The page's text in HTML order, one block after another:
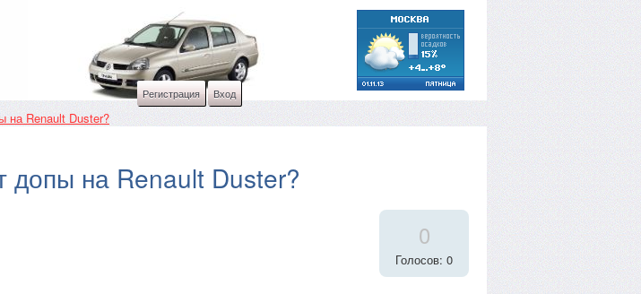
Регистрация Вход
на Renault Duster?
допы на Renault Duster?
0
Голосов: 0